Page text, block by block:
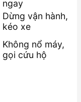
ngay
Dừng vận hành,
kéo xe
Không nổ máy,
gọi cứu hộ